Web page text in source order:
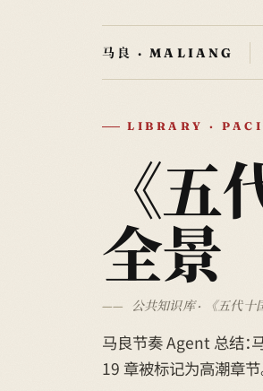
LIBRARY ·
《
全景
公共知识库 · 《五代
马良节奏 Agent 总结：
19 章被标记为高潮章节